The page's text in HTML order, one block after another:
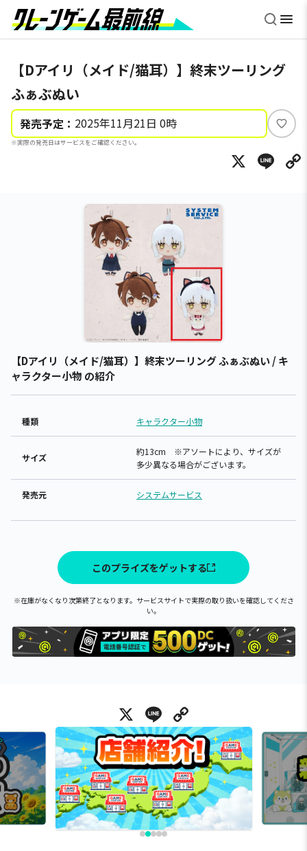
【Dアイリ（メイド/猫耳）】終末ツーリング
ふぁぶぬい
発売予定： 2025年11月21日 0時
※実際の発売日はサービスをご確認ください。
い
ね
X
【Dアイリ（メイド/猫耳）】終末ツーリング ふぁぶぬい / キ
ャラクター小物 の紹介
種類 キャラクター小物
サイズ
約13cm ※アソートにより、サイズが
多少異なる場合がございます。
発売元 システムサービス
このプライズをゲットする
※在庫がなくなり次第終了となります。サービスサイトで実際の取り扱いを確認してくださ
い。
X Line